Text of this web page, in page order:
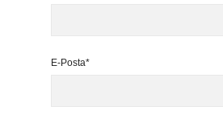
E-Posta*